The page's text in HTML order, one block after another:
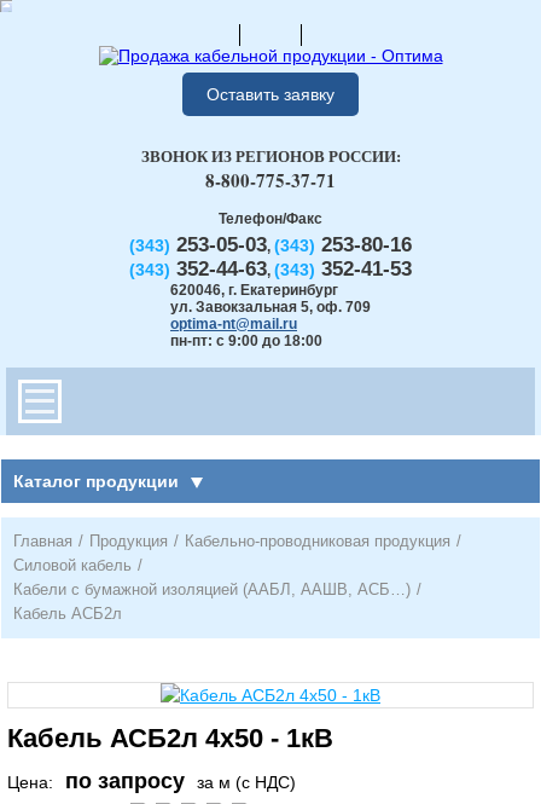
Оставить заявку
Телефон/Факс
(343) 253-05-03, (343) 253-80-16
(343) 352-44-63, (343) 352-41-53
620046, г. Екатеринбург
ул. Завокзальная 5, оф. 709
optima-nt@mail.ru
пн-пт: с 9:00 до 18:00
ЗВОНОК ИЗ РЕГИОНОВ РОССИИ:
8-800-775-37-71
Каталог продукции
Главная / Продукция / Кабельно-проводниковая продукция /
Силовой кабель /
Кабели с бумажной изоляцией (ААБЛ, ААШВ, АСБ…) /
Кабель АСБ2л
Кабель АСБ2л 4х50 - 1кВ
Цена: по запросу
за м (с НДС)